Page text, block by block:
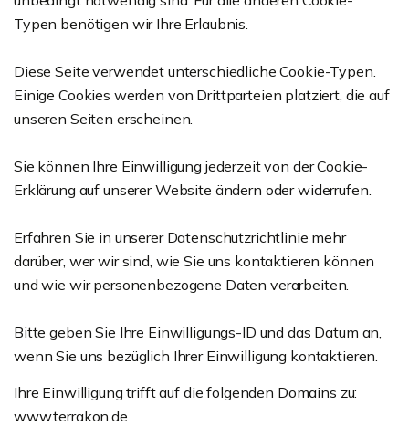
Typen benötigen wir Ihre Erlaubnis.
Diese Seite verwendet unterschiedliche Cookie-Typen.
Einige Cookies werden von Drittparteien platziert, die auf
unseren Seiten erscheinen.
Sie können Ihre Einwilligung jederzeit von der Cookie-
Erklärung auf unserer Website ändern oder widerrufen.
Erfahren Sie in unserer Datenschutzrichtlinie mehr
darüber, wer wir sind, wie Sie uns kontaktieren können
und wie wir personenbezogene Daten verarbeiten.
Bitte geben Sie Ihre Einwilligungs-ID und das Datum an,
wenn Sie uns bezüglich Ihrer Einwilligung kontaktieren.
Ihre Einwilligung trifft auf die folgenden Domains zu:
www.terrakon.de